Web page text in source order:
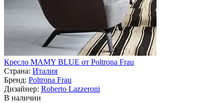
Кресло MAMY BLUE от Poltrona Frau
Страна: Италия
Бренд: Poltrona Frau
Дизайнер: Roberto Lazzeroni
В наличии